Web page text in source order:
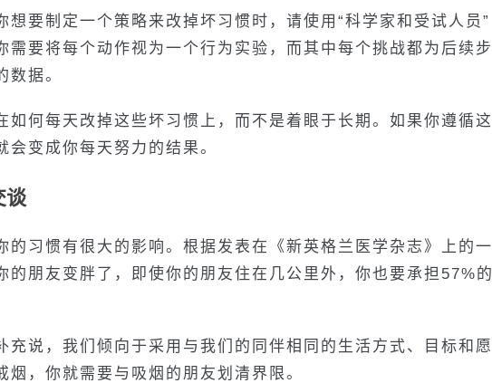
想要制定一个策略来改掉坏习惯时，请使用“科学家和受试人员”
需要将每个动作视为一个行为实验，而其中每个挑战都为后续步
数据。
如何每天改掉这些坏习惯上，而不是着眼于长期。如果你遵循这
会变成你每天努力的结果。
谈
的习惯有很大的影响。根据发表在《新英格兰医学杂志》上的一
的朋友变胖了，即使你的朋友住在几公里外，你也要承担57%的
充说，我们倾向于采用与我们的同伴相同的生活方式、目标和愿
烟，你就需要与吸烟的朋友划清界限。